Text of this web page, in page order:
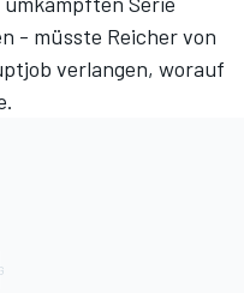
- müsste Reicher von
verlangen, worauf